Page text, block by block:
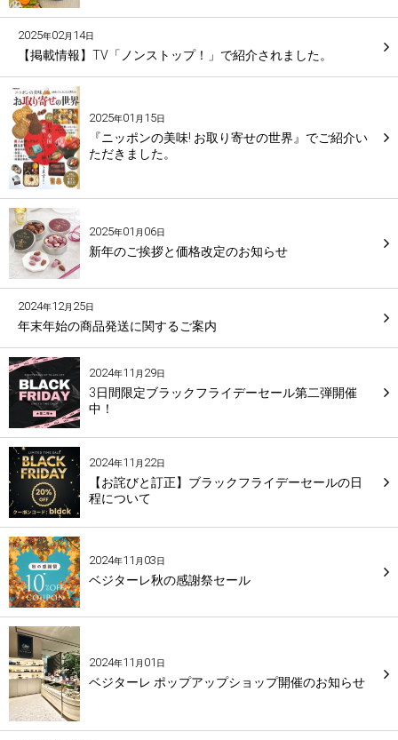
2025年02月 14日
【掲載情報】TV「ノンストップ！」で紹介されました。
2025年01 月 15日
『ニッポンの美味! お取り寄せの世界』でご紹介い
ただきました。
2025年01 月 06日
新年のご挨拶と価格改定のお知らせ
2024年12月 25日
年末年始の商品発送に関するご案内
2024年11 月 29日
3日間限定ブラックフライデーセール第二弾開催
中！
2024年11 月 22日
【お詫びと訂正】ブラックフライデーセールの日
程について
2024年11 月 03 日
ベジターレ秋の感謝祭セール
2024年11 月 01 日
ベジターレ ポップアップショップ開催のお知らせ